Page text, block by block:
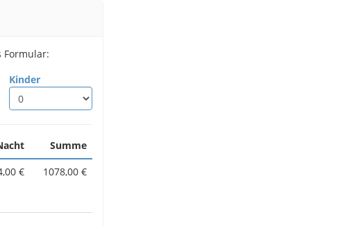
Formular:
Kinder
Summe
€ 1078,00 €